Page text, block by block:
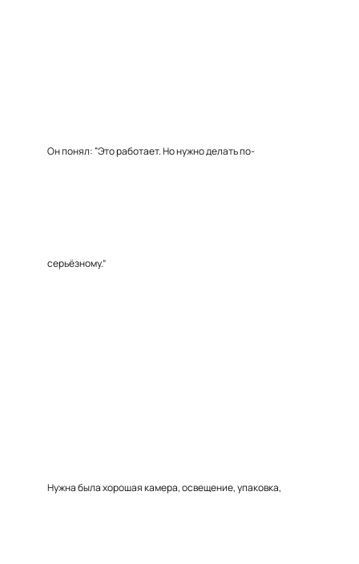
Он понял: “Это работает. Но нужно делать по-
серьёзному.”
Нужна была хорошая камера, освещение, упаковка,